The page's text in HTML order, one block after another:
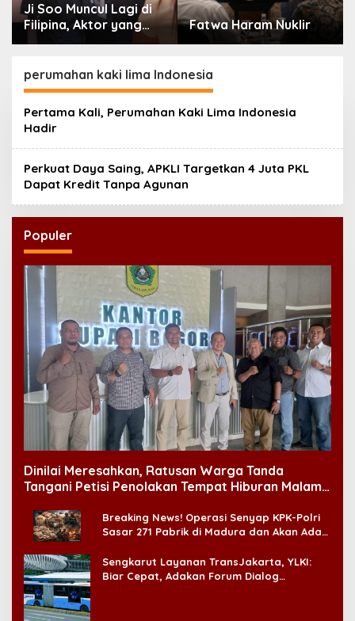
Ji Soo Muncul Lagi di
Filipina, Aktor yang
Hilang dari Korea Kini
Fatwa Haram Nuklir
perumahan kaki lima Indonesia
Pertama Kali, Perumahan Kaki Lima Indonesia
Hadir
Perkuat Daya Saing, APKLI Targetkan 4 Juta PKL
Dapat Kredit Tanpa Agunan
Populer
Dinilai Meresahkan, Ratusan Warga Tanda
Tangani Petisi Penolakan Tempat Hiburan Malam
Breaking News! Operasi Senyap KPK-Polri
Sasar 271 Pabrik di Madura dan Akan Ada
Sengkarut Layanan TransJakarta, YLKI:
Biar Cepat, Adakan Forum Dialog